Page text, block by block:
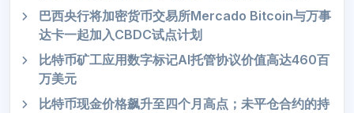
巴西央行将加密货币交易所Mercado Bitcoin与万事
达卡一起加入CBDC试点计划
比特币矿工应用数字标记AI托管协议价值高达460百
万美元
比特币现金价格飙升至四个月高点；未平仓合约的持